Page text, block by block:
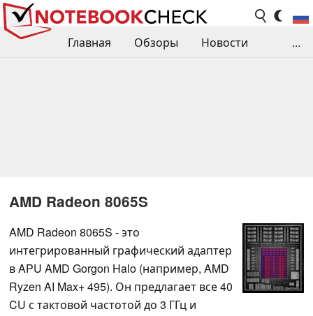
Главная Обзоры
Новости
...
AMD Radeon 8065S
AMD Radeon 8065S - это
интегрированный графический адаптер
в APU AMD Gorgon Halo (например, AMD
Ryzen AI Max+ 495). Он предлагает все 40
CU с тактовой частотой до 3 ГГц и